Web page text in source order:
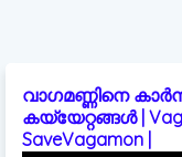
വാഗമണ്ണിനെ
കയ്യേറ്റങ്ങൾ |
SaveVagamon |